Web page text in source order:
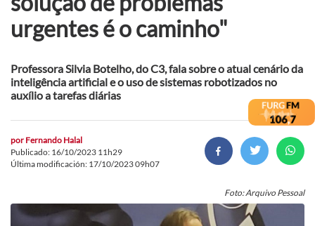
urgentes é o caminho"
Professora Silvia Botelho, do C3, fala sobre o atual cenário da
inteligência artificial e o uso de sistemas robotizados no
auxílio a tarefas diárias
por Fernando Halal
Publicado: 16/10/2023 11h29
Última modificación: 17/10/2023 09h07
Foto: Arquivo Pessoal